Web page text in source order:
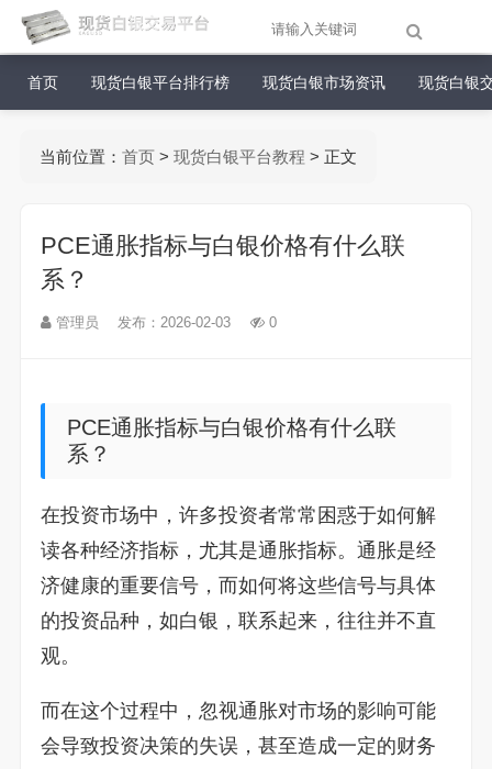
首页 现货白银平台排行榜 现货白银市场资讯 现货白银
当前位置： 首页> 现货白银平台教程 > 正文
PCE通胀指标与白银价格有什么联
系？
管理员 发布：2026-02-03 0
PCE通胀指标与白银价格有什么联
系？
在投资市场中，许多投资者常常困惑于如何解
读各种经济指标，尤其是通胀指标。通胀是经
济健康的重要信号，而如何将这些信号与具体
的投资品种，如白银，联系起来，往往并不直
观。
而在这个过程中，忽视通胀对市场的影响可能
会导致投资决策的失误，甚至造成一定的财务